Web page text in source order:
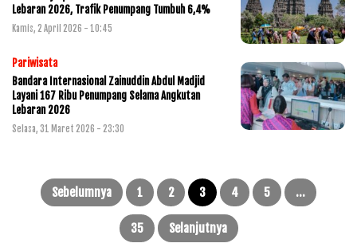
Lebaran 2026, Trafik Penumpang Tumbuh 6,4%
Kamis, 2 April 2026 - 10:45
Pariwisata
Bandara Internasional Zainuddin Abdul Madjid
Layani 167 Ribu Penumpang Selama Angkutan
Lebaran 2026
Selasa, 31 Maret 2026 - 23:30
Paginasi
posSebelumnya 1 2 3 4 5 …
35 Selanjutnya